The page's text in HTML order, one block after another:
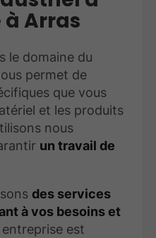
Arras
le domaine du
permet de
que vous
et les produits
nous
un travail de
des services
à vos besoins et
est